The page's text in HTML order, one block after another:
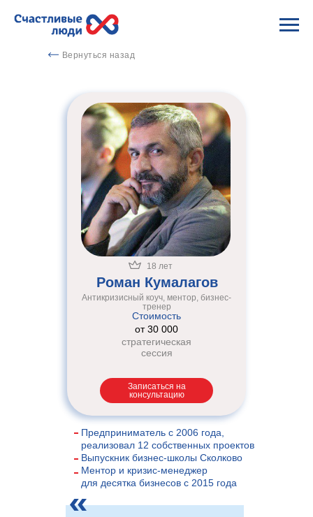
Вернуться назад
Стоимость
стратегическая
сессия
от 30 000
Антикризисный коуч, ментор, бизнес-
тренер
Предприниматель с 2006 года,
реализовал 12 собственных проектов
Выпускник бизнес-школы Сколково
Ментор и кризис-менеджер
для десятка бизнесов с 2015 года
18 лет
Роман Кумалагов
Записаться на
консультацию